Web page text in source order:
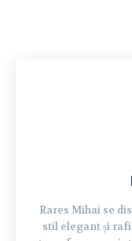
Rares Mihai se
stil elegant și